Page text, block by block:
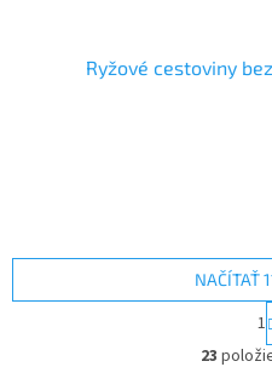
Ryžové cestoviny
NAČÍTAŤ
1
23